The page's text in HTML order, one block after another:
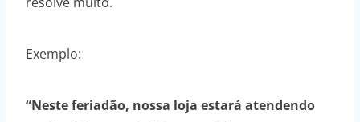
Exemplo:
“Neste feriadão, nossa loja estará atendendo